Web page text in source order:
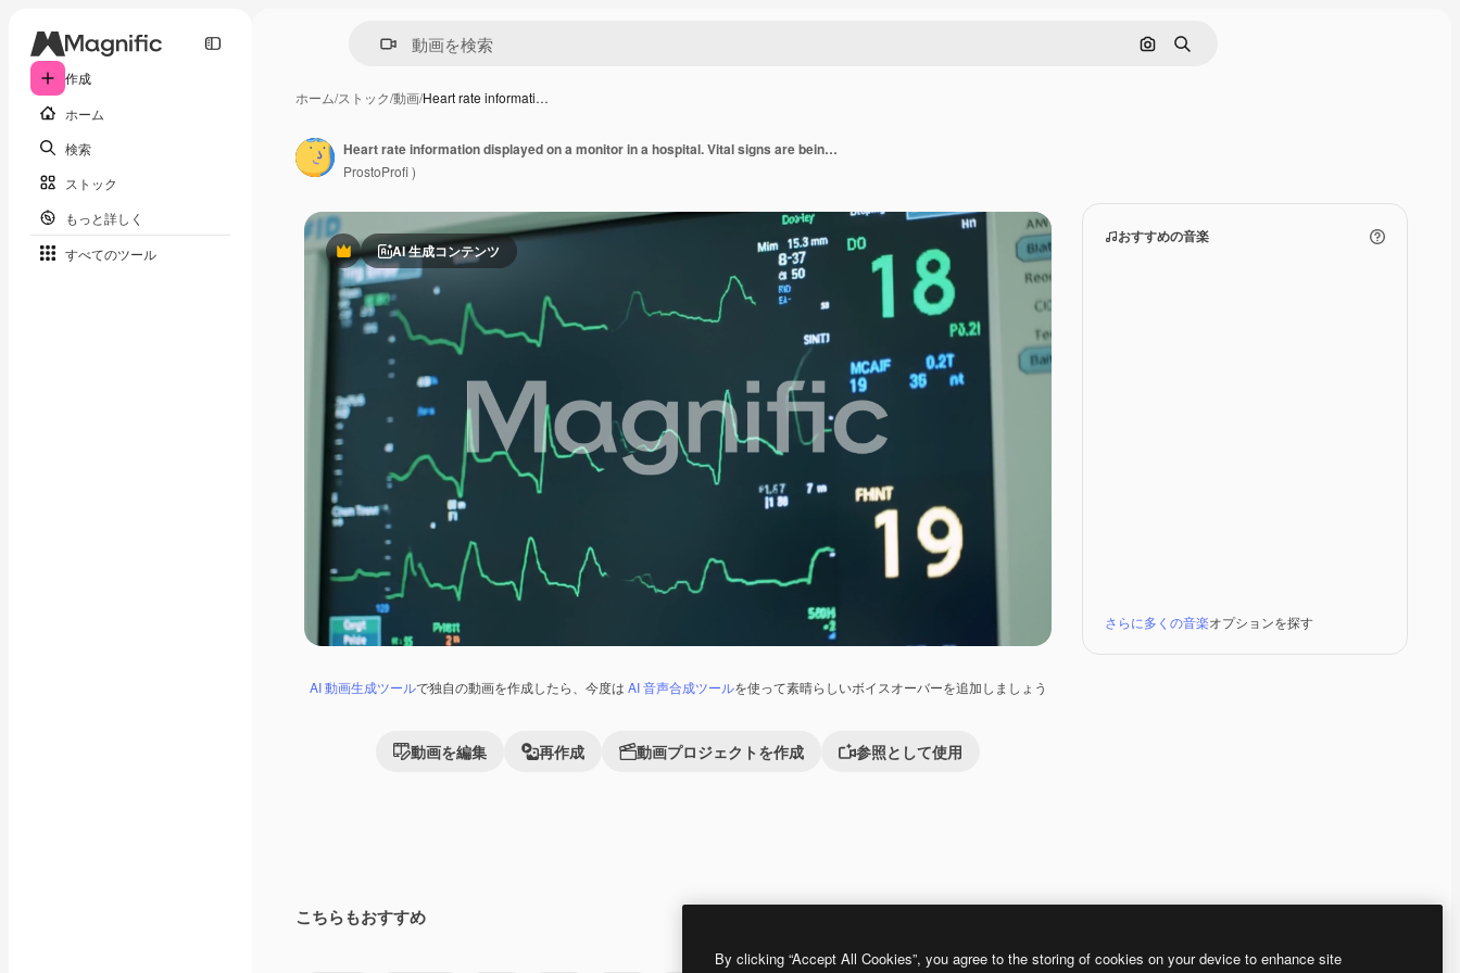
作成
ホーム
検索
ストック
もっと詳しく
すべてのツール
画像で検索
検索
ホーム/ストック/動画/Heart rate informati…
PremiumAI 生成コンテンツ
AI 動画生成ツールで独自の動画を作成したら、今度は AI 音声合成ツールを使って素晴らしいボイスオーバーを追加しましょう
動画を編集 再作成 動画プロジェクトを作成 参照として使用
おすすめの音楽
さらに多くの音楽オプションを探す
Heart rate information displayed on a monitor in a hospital. Vital signs are being monitored closely in a critical care setting. The atmosphere is tense yet focused on patient wellbeing.
ProstoProfi )
こちらもおすすめ
By clicking “Accept All Cookies”, you agree to the storing of cookies on your device to enhance site